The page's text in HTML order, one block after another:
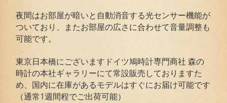
夜間はお部屋が暗いと自動消音する光センサー機能が
ついており、またお部屋の広さに合わせて音量調整も
可能です。
東京日本橋にございますドイツ鳩時計専門商社 森の
時計の本社ギャラリーにて常設販売しておりますた
め、国内に在庫があるモデルはすぐにお届け可能です
（通常1週間程でご出荷可能）